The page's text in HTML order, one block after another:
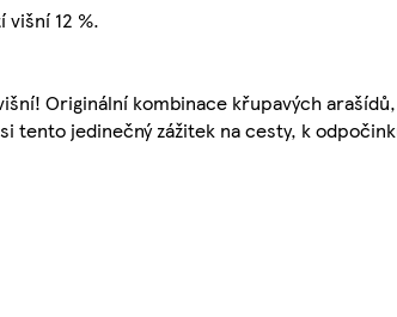
višní 12 %.
Originální kombinace křupavých
jedinečný zážitek na cesty, k